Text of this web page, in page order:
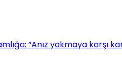
“Anız yakmaya karşı